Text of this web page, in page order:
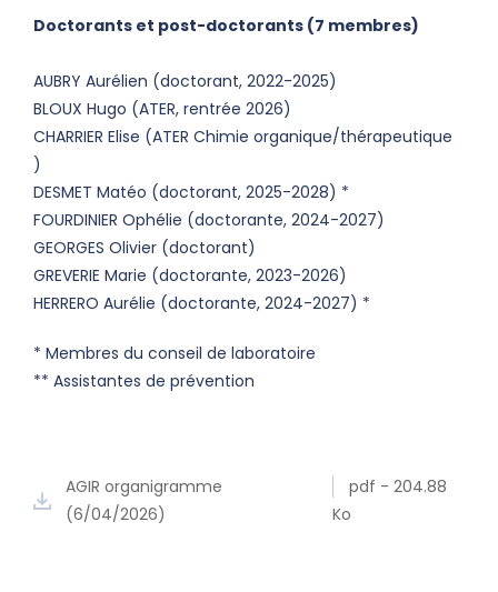
Doctorants et post-doctorants (7 membres)
AUBRY Aurélien (doctorant, 2022-2025)
BLOUX Hugo (ATER, rentrée 2026)
CHARRIER Elise (ATER Chimie organique/thérapeutique
)
DESMET Matéo (doctorant, 2025-2028) *
FOURDINIER Ophélie (doctorante, 2024-2027)
GEORGES Olivier (doctorant)
GREVERIE Marie (doctorante, 2023-2026)
HERRERO Aurélie (doctorante, 2024-2027) *
* Membres du conseil de laboratoire
** Assistantes de prévention
AGIR organigramme
(6/04/2026)
pdf - 204.88
Ko